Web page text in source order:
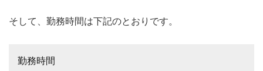
そして、勤務時間は下記のとおりです。
勤務時間